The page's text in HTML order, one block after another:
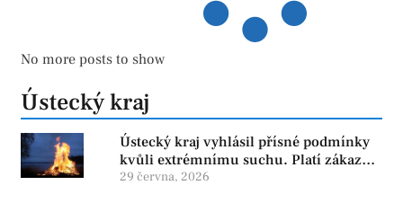
No more posts to show
Ústecký kraj
Ústecký kraj vyhlásil přísné podmínky
kvůli extrémnímu suchu. Platí zákaz
ohňů i pyrotechniky
29 června, 2026